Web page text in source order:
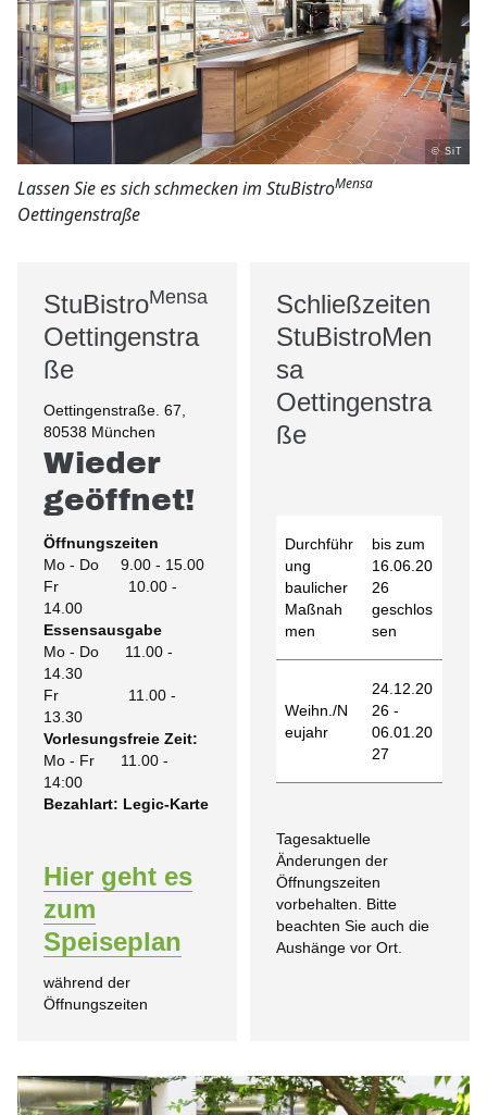
© SiT
Lassen Sie es sich schmecken im StuBistroMensa
Oettingenstraße
StuBistroMensa
Oettingenstra
ße
Oettingenstraße. 67,
80538 München
Wieder
geöffnet!
Öffnungszeiten
Mo - Do 9.00 - 15.00
Fr 10.00 -
14.00
Essensausgabe
Mo - Do 11.00 -
14.30
Fr 11.00 -
13.30
Vorlesungsfreie Zeit:
Mo - Fr 11.00 -
14:00
Bezahlart: Legic-Karte
Hier geht es
zum
Speiseplan
während der
Öffnungszeiten
Schließzeiten
StuBistroMen
sa
Oettingenstra
ße
Durchführ
ung
baulicher
Maßnah
men
bis zum
16.06.20
26
geschlos
sen
Weihn./N
eujahr
24.12.20
26 -
06.01.20
27
Tagesaktuelle
Änderungen der
Öffnungszeiten
vorbehalten. Bitte
beachten Sie auch die
Aushänge vor Ort.